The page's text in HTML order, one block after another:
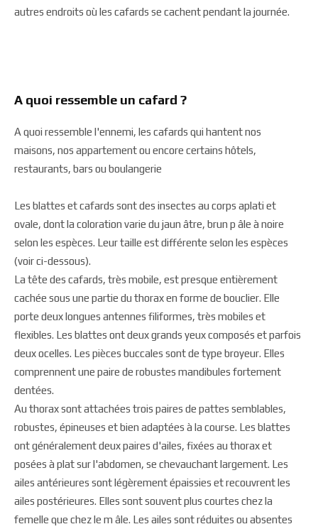
autres endroits où les cafards se cachent pendant la journée.
A quoi ressemble un cafard ?
A quoi ressemble l'ennemi, les cafards qui hantent nos
maisons, nos appartement ou encore certains hôtels,
restaurants, bars ou boulangerie
Les blattes et cafards sont des insectes au corps aplati et
ovale, dont la coloration varie du jaun âtre, brun p âle à noire
selon les espèces. Leur taille est différente selon les espèces
(voir ci-dessous).
La tête des cafards, très mobile, est presque entièrement
cachée sous une partie du thorax en forme de bouclier. Elle
porte deux longues antennes filiformes, très mobiles et
flexibles. Les blattes ont deux grands yeux composés et parfois
deux ocelles. Les pièces buccales sont de type broyeur. Elles
comprennent une paire de robustes mandibules fortement
dentées.
Au thorax sont attachées trois paires de pattes semblables,
robustes, épineuses et bien adaptées à la course. Les blattes
ont généralement deux paires d'ailes, fixées au thorax et
posées à plat sur l'abdomen, se chevauchant largement. Les
ailes antérieures sont légèrement épaissies et recouvrent les
ailes postérieures. Elles sont souvent plus courtes chez la
femelle que chez le m âle. Les ailes sont réduites ou absentes